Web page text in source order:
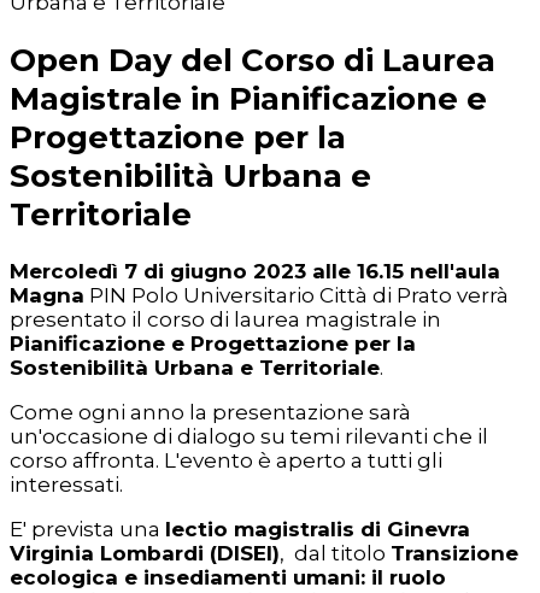
Open Day del Corso di Laurea
Magistrale in Pianificazione e
Progettazione per la
Sostenibilità Urbana e
Territoriale
Mercoledì 7 di giugno 2023 alle 16.15 nell'aula
Magna PIN Polo Universitario Città di Prato verrà
presentato il corso di laurea magistrale in
Pianificazione e Progettazione per la
Sostenibilità Urbana e Territoriale.
Come ogni anno la presentazione sarà
un'occasione di dialogo su temi rilevanti che il
corso affronta. L'evento è aperto a tutti gli
interessati.
E' prevista una lectio magistralis di Ginevra
Virginia Lombardi (DISEI), dal titolo Transizione
ecologica e insediamenti umani: il ruolo